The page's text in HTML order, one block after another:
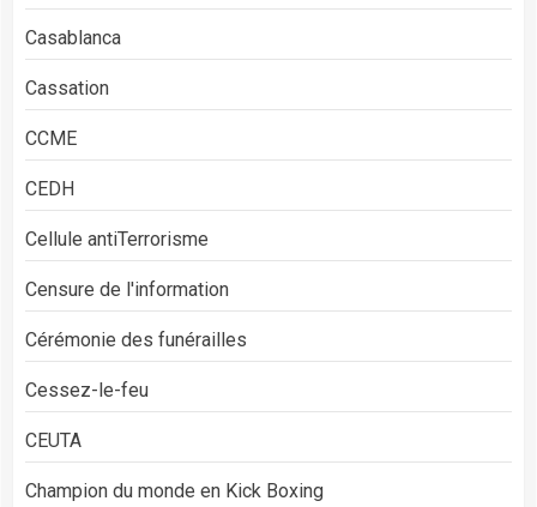
Casablanca
Cassation
CCME
CEDH
Cellule antiTerrorisme
Censure de l'information
Cérémonie des funérailles
Cessez-le-feu
CEUTA
Champion du monde en Kick Boxing